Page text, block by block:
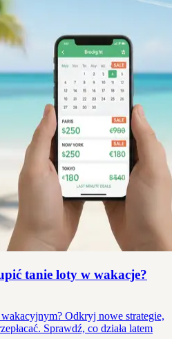
tanie loty w wakacje?
Odkryj nowe strategie,
Sprawdź, co działa latem